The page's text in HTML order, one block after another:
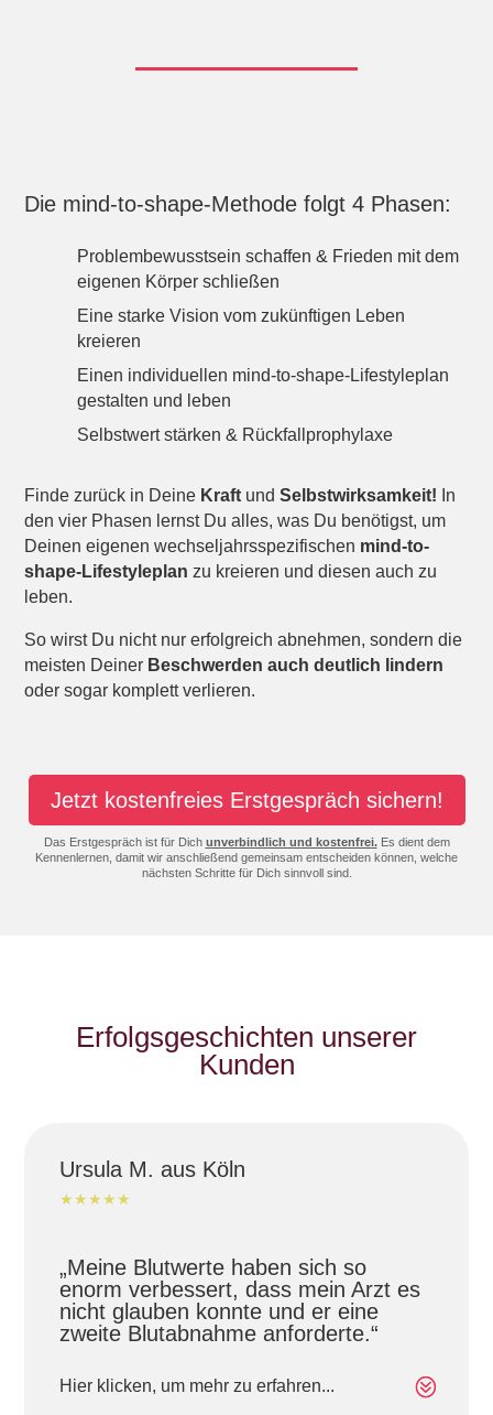
Die mind-to-shape-Methode folgt 4 Phasen:
Problembewusstsein schaffen & Frieden mit dem
eigenen Körper schließen
Eine starke Vision vom zukünftigen Leben
kreieren
Einen individuellen mind-to-shape-Lifestyleplan
gestalten und leben
Selbstwert stärken & Rückfallprophylaxe
Finde zurück in Deine Kraft und Selbstwirksamkeit! In
den vier Phasen lernst Du alles, was Du benötigst, um
Deinen eigenen wechseljahrsspezifischen mind-to-
shape-Lifestyleplan zu kreieren und diesen auch zu
leben.
So wirst Du nicht nur erfolgreich abnehmen, sondern die
meisten Deiner Beschwerden auch deutlich lindern
oder sogar komplett verlieren.
Jetzt kostenfreies Erstgespräch sichern!
Das Erstgespräch ist für Dich unverbindlich und kostenfrei.Es dient dem
Kennenlernen, damit wir anschließend gemeinsam entscheiden können, welche
nächsten Schritte für Dich sinnvoll sind.
Erfolgsgeschichten unserer
Kunden
Ursula M. aus Köln
★★★★★
„Meine Blutwerte haben sich so
enorm verbessert, dass mein Arzt es
nicht glauben konnte und er eine
zweite Blutabnahme anforderte.“
Hier klicken, um mehr zu erfahren...